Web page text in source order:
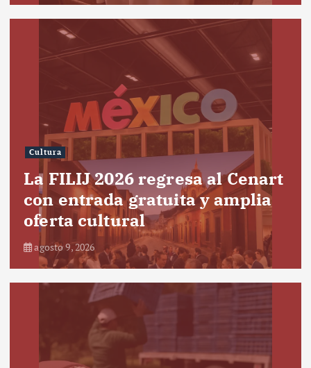
Cultura
La FILIJ 2026 regresa al Cenart
con entrada gratuita y amplia
oferta cultural
agosto 9, 2026